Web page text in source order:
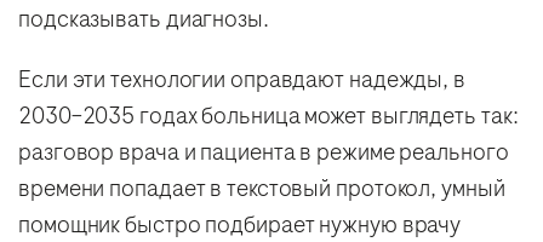
подсказывать диагнозы.
Если эти технологии оправдают надежды, в
2030–2035 годах больница может выглядеть так:
разговор врача и пациента в режиме реального
времени попадает в текстовый протокол, умный
помощник быстро подбирает нужную врачу